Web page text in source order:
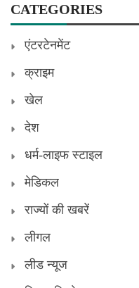
CATEGORIES
एंटरटेनमेंट
क्राइम
खेल
देश
धर्म-लाइफ स्टाइल
मेडिकल
राज्यों की खबरें
लीगल
लीड न्यूज